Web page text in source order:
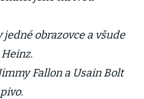
obrazovce a všude
Fallon a Usain Bolt